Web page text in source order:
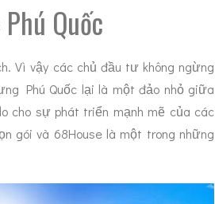
Quốc
Vì vậy các chủ đầu tư không ngừng
Phú Quốc lại là một đảo nhỏ giữa
cho sự phát triển mạnh mẽ của các
gói và 68House là một trong những